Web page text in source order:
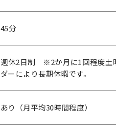
45分
週休2日制 ※2か月に1回程度土
ダーにより長期休暇です。
あり（月平均30時間程度）